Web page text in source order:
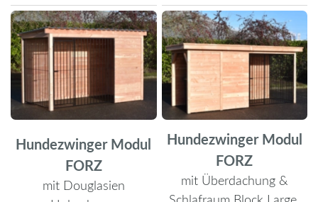
Hundezwinger Modul
FORZ
mit Douglasien
Hundezwinger Modul
FORZ
mit Überdachung &